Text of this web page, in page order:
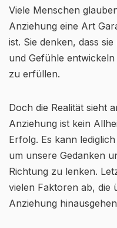
Viele Menschen
Anziehung eine Art
ist. Sie denken, dass
und Gefühle
zu erfüllen.
Doch die Realität sieht
Anziehung ist kein
Erfolg. Es kann
um unsere Gedanken
Richtung zu lenken.
vielen Faktoren ab, die
Anziehung